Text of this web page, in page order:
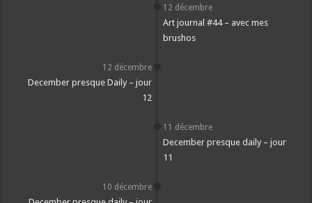
12 décembre
Art journal #44 – avec mes
brushos
12 décembre
December presque Daily – jour
12
11 décembre
December presque daily – jour
11
10 décembre